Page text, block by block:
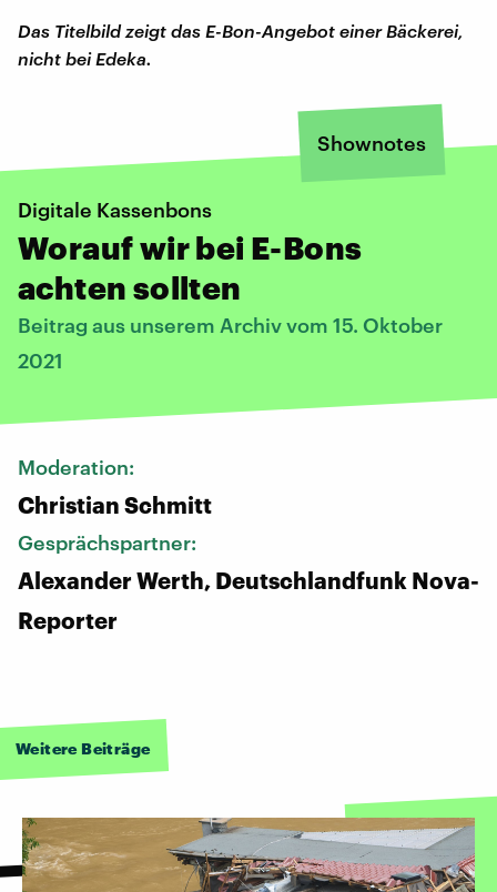
Das Titelbild zeigt das E-Bon-Angebot einer Bäckerei,
nicht bei Edeka.
Shownotes
Digitale Kassenbons
Worauf wir bei E-Bons
achten sollten
Beitrag aus unserem Archiv vom 15. Oktober
2021
Moderation:
Christian Schmitt
Gesprächspartner:
Alexander Werth, Deutschlandfunk Nova-
Reporter
Weitere Beiträge